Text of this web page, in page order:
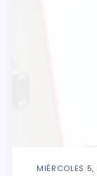
MIÉRCOLES